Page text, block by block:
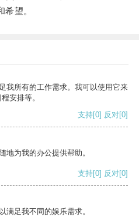
望。
我所有的工作需求。我可以使用它来
安排等。
支持[0] 反对[0]
地为我的办公提供帮助。
支持[0] 反对[0]
满足我不同的娱乐需求。